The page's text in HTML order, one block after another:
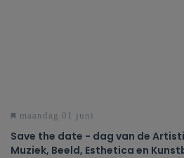
maandag 01 juni
Save the date - dag van de
Muziek, Beeld, Esthetica en